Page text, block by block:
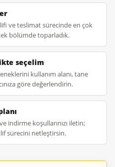
ve teslimat sürecinde en çok
bölümde toparladık.
seçelim
kullanım alanı, tane
göre değerlendirin.
indirme koşullarınızı iletin;
sürecini netleştirsin.